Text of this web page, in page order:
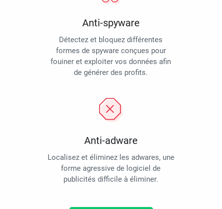
Anti-spyware
Détectez et bloquez différentes
formes de spyware conçues pour
fouiner et exploiter vos données afin
de générer des profits.
Anti-adware
Localisez et éliminez les adwares, une
forme agressive de logiciel de
publicités difficile à éliminer.